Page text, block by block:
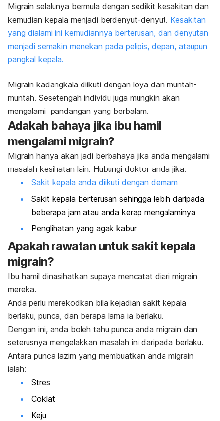
Migrain selalunya bermula dengan sedikit kesakitan dan
kemudian kepala menjadi berdenyut-denyut. Kesakitan
yang dialami ini kemudiannya berterusan, dan denyutan
menjadi semakin menekan pada pelipis, depan, ataupun
pangkal kepala.
Migrain kadangkala diikuti dengan loya dan muntah-
muntah. Sesetengah individu juga mungkin akan
mengalami pandangan yang berbalam.
Adakah bahaya jika ibu hamil
mengalami migrain?
Migrain hanya akan jadi berbahaya jika anda mengalami
masalah kesihatan lain. Hubungi doktor anda jika:
Sakit kepala anda diikuti dengan demam
Sakit kepala berterusan sehingga lebih daripada
beberapa jam atau anda kerap mengalaminya
Penglihatan yang agak kabur
Apakah rawatan untuk sakit kepala
migrain?
Ibu hamil dinasihatkan supaya mencatat diari migrain
mereka.
Anda perlu merekodkan bila kejadian sakit kepala
berlaku, punca, dan berapa lama ia berlaku.
Dengan ini, anda boleh tahu punca anda migrain dan
seterusnya mengelakkan masalah ini daripada berlaku.
Antara punca lazim yang membuatkan anda migrain
ialah:
Stres
Coklat
Keju